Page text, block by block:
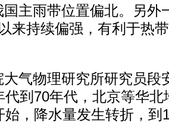
主雨带位置偏北。另外
来持续偏强，有利于热
物理研究所研究员段
代到70年代，北京等华
始，降水量发生转折，到